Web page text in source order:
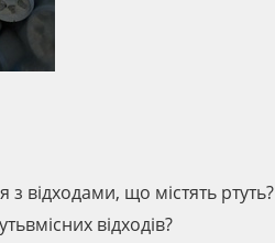
відходами, що містять ртуть?
відходів?